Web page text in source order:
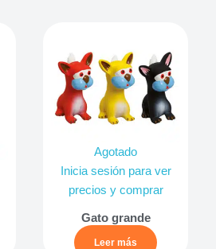
Agotado
Inicia sesión para ver
precios y comprar
Gato grande
Leer más